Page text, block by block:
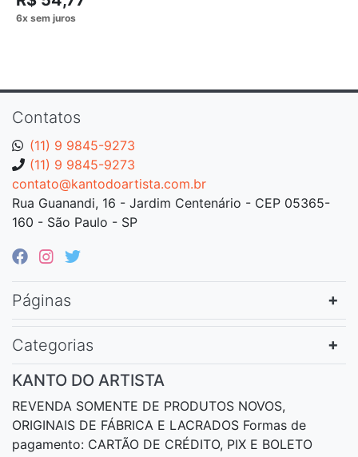
Contatos
(11) 9 9845-9273
(11) 9 9845-9273
contato@kantodoartista.com.br
Rua Guanandi, 16 - Jardim Centenário - CEP 05365-
160 - São Paulo - SP
Páginas
Categorias
KANTO DO ARTISTA
REVENDA SOMENTE DE PRODUTOS NOVOS,
ORIGINAIS DE FÁBRICA E LACRADOS Formas de
pagamento: CARTÃO DE CRÉDITO, PIX E BOLETO